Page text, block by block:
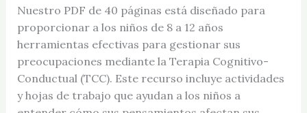
Nuestro PDF de 40 páginas está diseñado para
proporcionar a los niños de 8 a 12 años
herramientas efectivas para gestionar sus
preocupaciones mediante la Terapia Cognitivo-
Conductual (TCC). Este recurso incluye actividades
y hojas de trabajo que ayudan a los niños a